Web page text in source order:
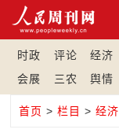
时政 评论 经济
会展
三农 舆情
首页 >栏目 >经济